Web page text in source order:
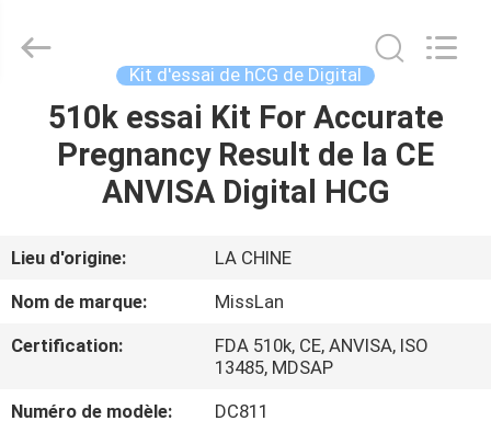
MAISON
PRODUITS
AU
SUJET
DE
Guangzhou
Decheng
Kit d'essai de hCG de Digital
510k essai Kit For Accurate
Pregnancy Result de la CE
ANVISA Digital HCG
Lieu d'origine:
LA CHINE
Nom de marque:
MissLan
Certification:
FDA 510k, CE, ANVISA, ISO
13485, MDSAP
Numéro de modèle:
DC811